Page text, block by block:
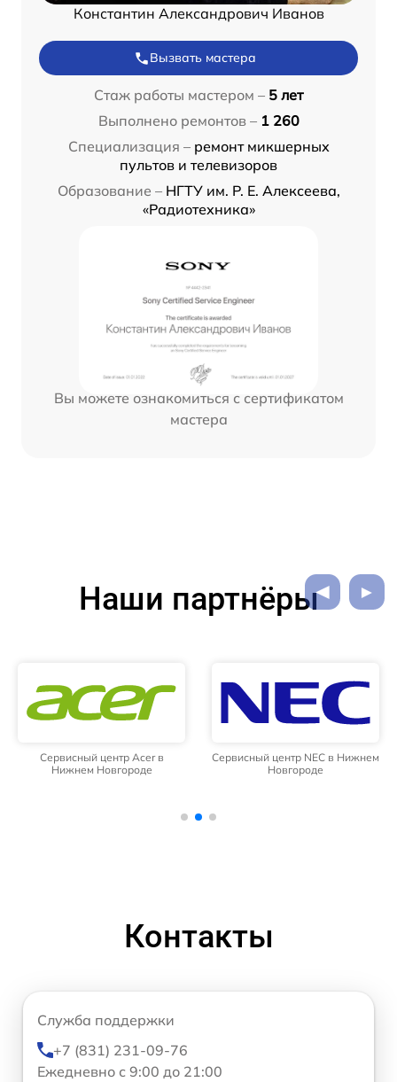
Константин Александрович Иванов
Вызвать мастера
Стаж работы мастером – 5 лет
Выполнено ремонтов – 1 260
Специализация – ремонт микшерных
пультов и телевизоров
Образование – НГТУ им. Р. Е. Алексеева,
«Радиотехника»
Вы можете ознакомиться с сертификатом
мастера
Наши партнёры
Сервисный центр Acer в
Нижнем Новгороде
Сервисный центр NEC в Нижнем
Новгороде
Контакты
Служба поддержки
+7 (831) 231-09-76
Ежедневно с 9:00 до 21:00